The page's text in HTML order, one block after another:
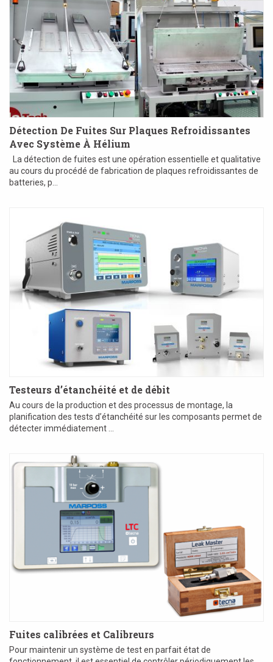
Détection De Fuites Sur Plaques Refroidissantes
Avec Système À Hélium
La détection de fuites est une opération essentielle et qualitative
au cours du procédé de fabrication de plaques refroidissantes de
batteries, p...
Testeurs d’étanchéité et de débit
Au cours de la production et des processus de montage, la
planification des tests d’étanchéité sur les composants permet de
détecter immédiatement ...
Fuites calibrées et Calibreurs
Pour maintenir un système de test en parfait état de